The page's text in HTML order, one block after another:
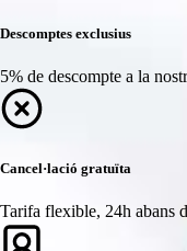
Descomptes exclusius
5% de descompte a la
Cancel·lació gratuïta
Tarifa flexible, 24h abans